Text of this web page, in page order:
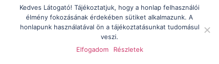
Kedves Látogató! Tájékoztatjuk, hogy a honlap felhasználói
élmény fokozásának érdekében sütiket alkalmazunk. A
honlapunk használatával ön a tájékoztatásunkat tudomásul
veszi.
Elfogadom
Részletek